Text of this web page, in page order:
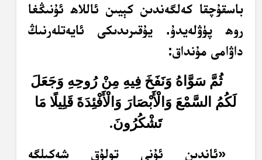
باسقۇچقا كەلگەندىن كېيىن ئاللاھ ئۇنىڭغا
روھ پۈۋلەيدۇ. يۇقىرىدىكى ئايەتلەرنىڭ
داۋامى مۇنداق:
ثُمَّ سَوَّاهُ وَنَفَخَ فِيهِ مِنْ رُوحِهِ وَجَعَلَ
لَكُمُ السَّمْعَ وَالْأَبْصَارَ وَالْأَفْئِدَةَ قَلِيلًا مَا
تَشْكُرُونَ.
«ئاندىن ئۇنى تولۇق شەكىلگە